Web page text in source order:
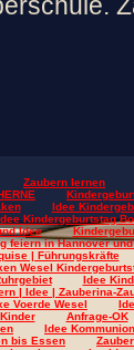
Zaubern lernen
Idee
Kindergeburtstag
Idee
feiern in Hannover und
| Führungskräfte
Wesel
Idee
| Idee | Zauberina-
Voerde Wesel
Anfrage-OK
Idee
bis Essen